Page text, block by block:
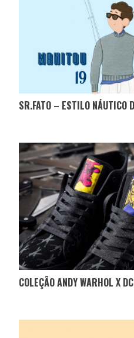
COLEÇÃO ANDY WARHOL X DC